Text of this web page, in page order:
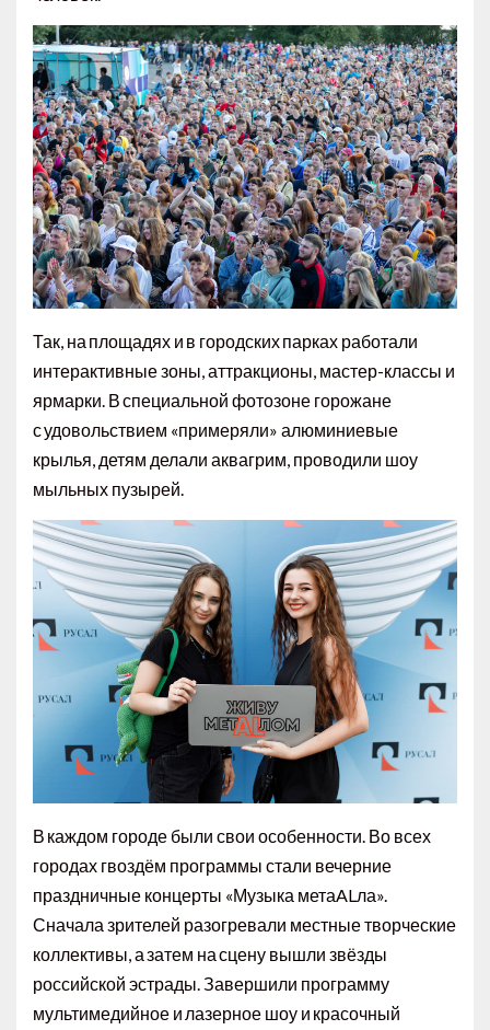
Так, на площадях и в городских парках работали
интерактивные зоны, аттракционы, мастер-классы и
ярмарки. В специальной фотозоне горожане
с удовольствием «примеряли» алюминиевые
крылья, детям делали аквагрим, проводили шоу
мыльных пузырей.
В каждом городе были свои особенности. Во всех
городах гвоздём программы стали вечерние
праздничные концерты «Музыка метаALла».
Сначала зрителей разогревали местные творческие
коллективы, а затем на сцену вышли звёзды
российской эстрады. Завершили программу
мультимедийное и лазерное шоу и красочный